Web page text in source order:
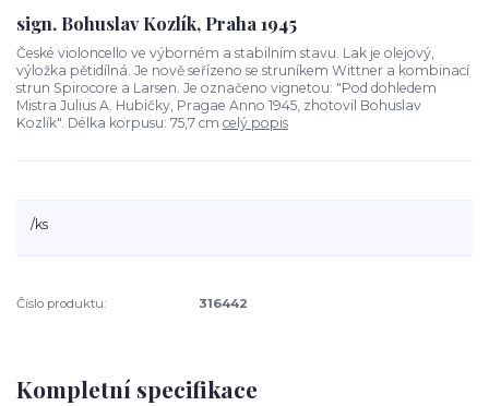
sign. Bohuslav Kozlík, Praha 1945
České violoncello ve výborném a stabilním stavu. Lak je olejový,
výložka pětidílná. Je nově seřízeno se struníkem Wittner a kombinací
strun Spirocore a Larsen. Je označeno vignetou: "Pod dohledem
Mistra Julius A. Hubičky, Pragae Anno 1945, zhotovil Bohuslav
Kozlík". Délka korpusu: 75,7 cm celý popis
/ks
Číslo produktu: 316442
Kompletní specifikace